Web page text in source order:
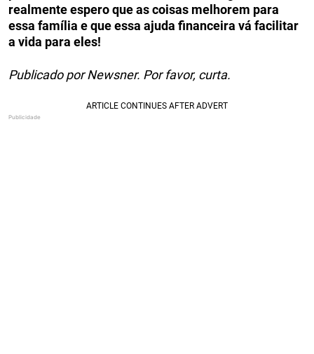
realmente espero que as coisas melhorem para
essa família e que essa ajuda financeira vá facilitar
a vida para eles!
Publicado por Newsner. Por favor, curta.